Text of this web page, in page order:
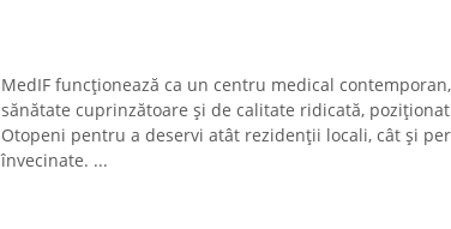
MedIF funcționează ca un centru medical
sănătate cuprinzătoare și de calitate ridicată,
Otopeni pentru a deservi atât rezidenții locali, cât și
învecinate. ...